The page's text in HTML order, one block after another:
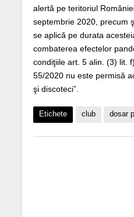
alertă pe teritoriul
septembrie 2020, precum
se aplică pe durata
combaterea efectelor
condiţiile art. 5 alin. (3) lit.
55/2020 nu este permisă
şi discoteci”.
Etichete club dosar